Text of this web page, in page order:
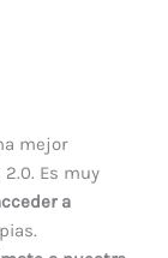
mejor
Es muy
a